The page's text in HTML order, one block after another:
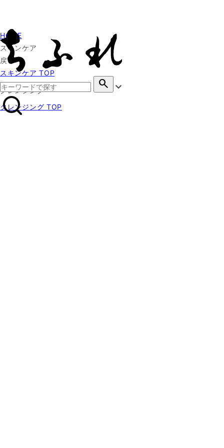
search
HOME
スキンケア
戻る
スキンケア TOP
クレンジング
クレンジング TOP